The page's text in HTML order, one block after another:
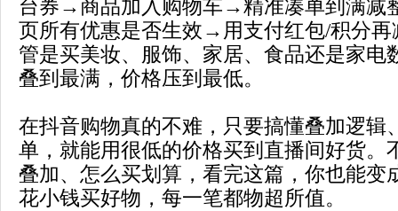
台券→商品加入购物车→精准凑单到满减
页所有优惠是否生效→用支付红包/积分
管是买美妆、服饰、家居、食品还是家电
叠到最满，价格压到最低。
在抖音购物真的不难，只要搞懂叠加逻辑
单，就能用很低的价格买到直播间好货。
叠加、怎么买划算，看完这篇，你也能变
花小钱买好物，每一笔都物超所值。